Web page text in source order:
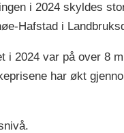
i 2024 skyldes
Hafstad i
i 2024 var på over 8
har økt